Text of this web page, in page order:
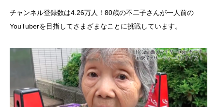
チャンネル登録数は4.26万人！80歳の不二子さんが一人前の
YouTuberを目指してさまざまなことに挑戦しています。